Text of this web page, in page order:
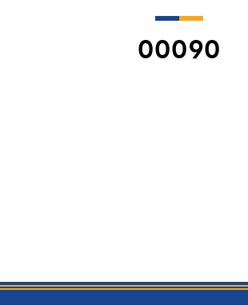
00090